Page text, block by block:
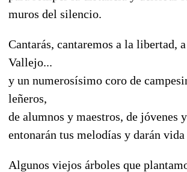
muros del silencio.
Cantarás, cantaremos a la libertad,
Vallejo...
y un numerosísimo coro de
leñeros,
de alumnos y maestros, de jóvenes
entonarán tus melodías y darán vida
Algunos viejos árboles que